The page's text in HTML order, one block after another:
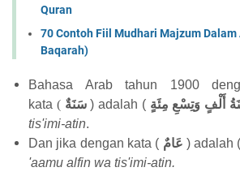
Quran
70 Contoh Fiil Mudhari Majzum Dalam
Baqarah)
Bahasa Arab tahun 1900
kata ( سَنَةٌ) adalah ( أَلْفٍ وَتِسْعِ مِئَةٍ
tis'imi-atin.
Dan jika dengan kata ( عَامٌ ) adalah (
'aamu alfin wa tis'imi-atin.